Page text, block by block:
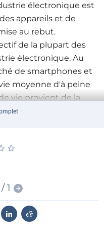
électronique est
appareils et de
au rebut.
de la plupart des
électronique. Au
de smartphones et
moyenne d'à peine
vie provient de la
appareils. En
que le remplacement
ou l'écran est
% des 40 appareils
est une exception
à
modulaire pour
★
★
1